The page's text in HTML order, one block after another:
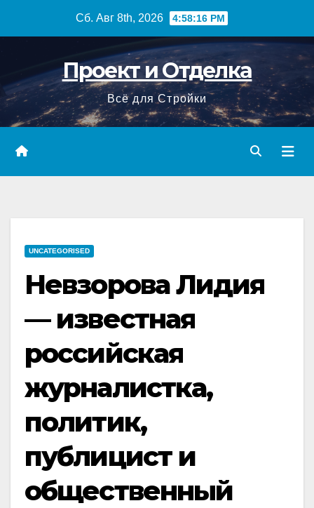
Сб. Авг 8th, 2026 4:58:17 PM
Проект и Отделка
Всё для Стройки
UNCATEGORISED
Невзорова Лидия
— известная
российская
журналистка,
политик,
публицист и
общественный